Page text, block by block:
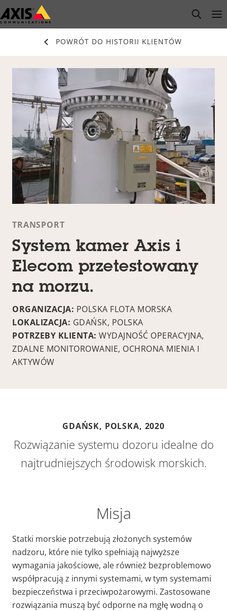
Przejdź
do
open
POWRÓT DO HISTORII KLIENTÓW
TRANSPORT
System kamer Axis i
Elecom przetestowany
na morzu.
ORGANIZACJA: POLSKA FLOTA MORSKA
LOKALIZACJA: GDAŃSK, POLSKA
POTRZEBY KLIENTA: WYDAJNOŚĆ OPERACYJNA,
ZDALNE MONITOROWANIE, OCHRONA MIENIA I
AKTYWÓW
GDAŃSK, POLSKA, 2020
Rozwiązanie systemu dozoru idealne do
najtrudniejszych środowisk morskich.
Misja
Statki morskie potrzebują złożonych systemów
nadzoru, które nie tylko spełniają najwyższe
wymagania jakościowe, ale również bezproblemowo
współpracują z innymi systemami, w tym systemami
bezpieczeństwa i przeciwpożarowymi. Zastosowane
rozwiązania muszą być odporne na mgłę wodną o